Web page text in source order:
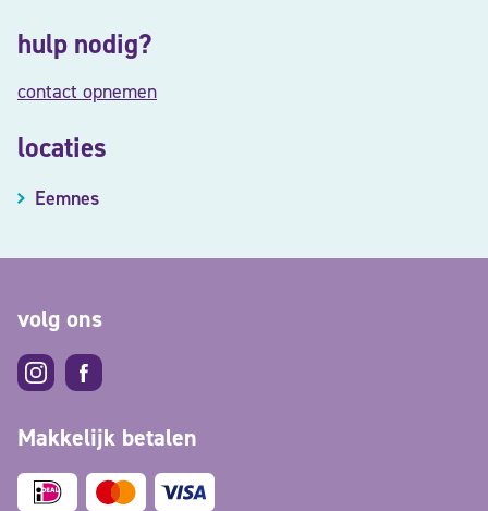
hulp nodig?
contact opnemen
locaties
Eemnes
volg ons
Makkelijk betalen